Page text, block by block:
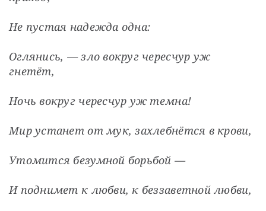
Не пустая надежда одна:
Оглянись, — зло вокруг чересчур уж
гнетёт,
Ночь вокруг чересчур уж темна!
Мир устанет от мук, захлебнётся в крови,
Утомится безумной борьбой —
И поднимет к любви, к беззаветной любви,